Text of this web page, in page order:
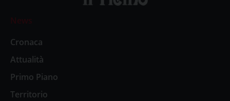
News
Cronaca
Attualità
Primo Piano
Territorio